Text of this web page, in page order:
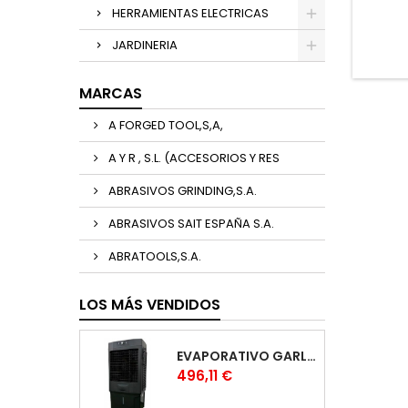
HERRAMIENTAS ELECTRICAS
JARDINERIA
MARCAS
A FORGED TOOL,S,A,
A Y R , S.L. (ACCESORIOS Y RES
ABRASIVOS GRINDING,S.A.
ABRASIVOS SAIT ESPAÑA S.A.
ABRATOOLS,S.A.
LOS MÁS VENDIDOS
EVAPORATIVO GARLAND COOL 1530
Precio
496,11 €